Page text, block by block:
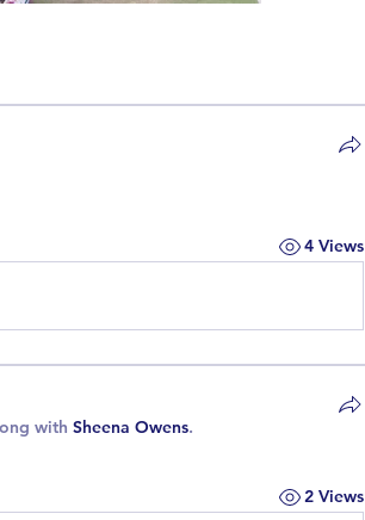
4 Views
with Sheena Owens.
2 Views